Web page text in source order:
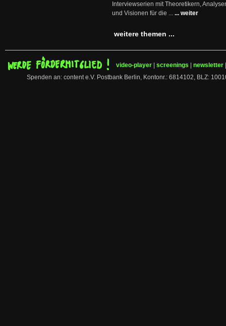
Interviewserien mit Theoretikern,
und Visionen für die ... ... weiter
weitere themen ...
video-player screenings newsletter
Spenden an: content e.V. Postbank Berlin, Kontonr.: 6814102, BLZ: